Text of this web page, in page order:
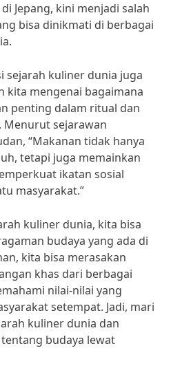
Jepang, kini menjadi salah
bisa dinikmati di berbagai
sejarah kuliner dunia juga
kita mengenai bagaimana
penting dalam ritual dan
Menurut sejarawan
“Makanan tidak hanya
tetapi juga memainkan
ikatan sosial
masyarakat.”
kuliner dunia, kita bisa
budaya yang ada di
kita bisa merasakan
khas dari berbagai
nilai-nilai yang
setempat. Jadi, mari
kuliner dunia dan
budaya lewat